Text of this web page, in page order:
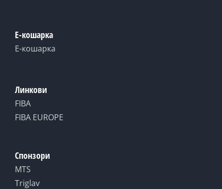
Е-кошарка
Е-кошарка
Линкови
FIBA
FIBA EUROPE
Спонзори
MTS
Triglav